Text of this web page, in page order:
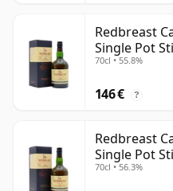
Redbreast
Single Pot
70cl • 55.8%
146 € ?
Redbreast
Single Pot
70cl • 56.3%